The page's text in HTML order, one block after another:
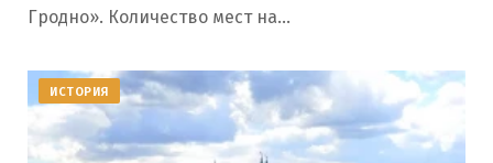
Гродно». Количество мест на…
ИСТОРИЯ